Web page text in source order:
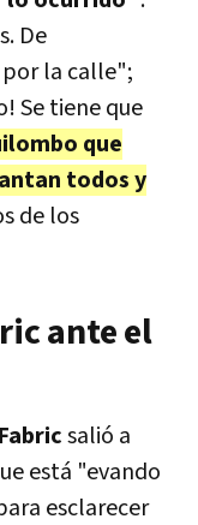
De
la calle";
Se tiene que
que
todos y
de los
ante el
Fabricsalió a
está "evando
esclarecer